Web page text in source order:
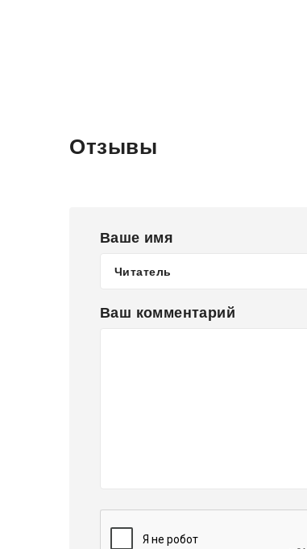
Отзывы
Ваше имя
Ваш комментарий